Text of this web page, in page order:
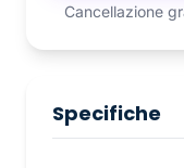
Cancellazione
Specifiche